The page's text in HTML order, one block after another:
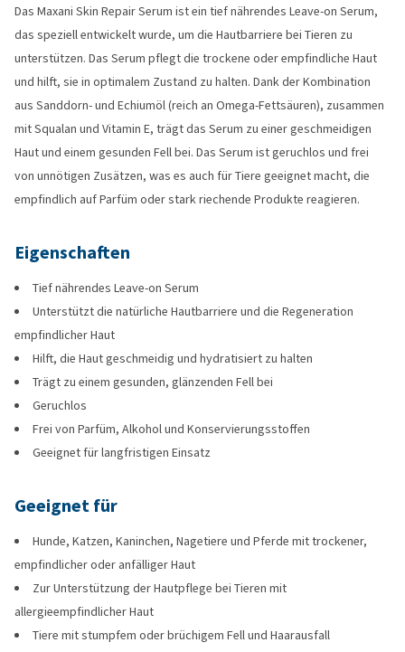
Das Maxani Skin Repair Serum ist ein tief nährendes Leave-on Serum,
das speziell entwickelt wurde, um die Hautbarriere bei Tieren zu
unterstützen. Das Serum pflegt die trockene oder empfindliche Haut
und hilft, sie in optimalem Zustand zu halten. Dank der Kombination
aus Sanddorn- und Echiumöl (reich an Omega-Fettsäuren), zusammen
mit Squalan und Vitamin E, trägt das Serum zu einer geschmeidigen
Haut und einem gesunden Fell bei. Das Serum ist geruchlos und frei
von unnötigen Zusätzen, was es auch für Tiere geeignet macht, die
empfindlich auf Parfüm oder stark riechende Produkte reagieren.
Eigenschaften
Tief nährendes Leave-on Serum
Unterstützt die natürliche Hautbarriere und die Regeneration
empfindlicher Haut
Hilft, die Haut geschmeidig und hydratisiert zu halten
Trägt zu einem gesunden, glänzenden Fell bei
Geruchlos
Frei von Parfüm, Alkohol und Konservierungsstoffen
Geeignet für langfristigen Einsatz
Geeignet für
Hunde, Katzen, Kaninchen, Nagetiere und Pferde mit trockener,
empfindlicher oder anfälliger Haut
Zur Unterstützung der Hautpflege bei Tieren mit
allergieempfindlicher Haut
Tiere mit stumpfem oder brüchigem Fell und Haarausfall